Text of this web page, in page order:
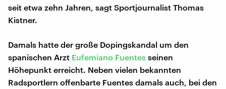
seit etwa zehn Jahren, sagt Sportjournalist Thomas
Kistner.
Damals hatte der große Dopingskandal um den
spanischen Arzt Eufemiano Fuentes seinen
Höhepunkt erreicht. Neben vielen bekannten
Radsportlern offenbarte Fuentes damals auch, bei den